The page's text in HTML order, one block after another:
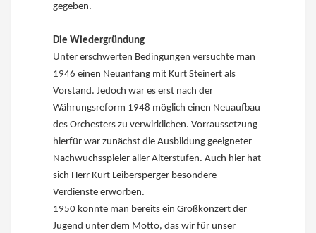
gegeben.
Die Wiedergründung
Unter erschwerten Bedingungen versuchte man
1946 einen Neuanfang mit Kurt Steinert als
Vorstand. Jedoch war es erst nach der
Währungsreform 1948 möglich einen Neuaufbau
des Orchesters zu verwirklichen. Vorraussetzung
hierfür war zunächst die Ausbildung geeigneter
Nachwuchsspieler aller Alterstufen. Auch hier hat
sich Herr Kurt Leibersperger besondere
Verdienste erworben.
1950 konnte man bereits ein Großkonzert der
Jugend unter dem Motto, das wir für unser